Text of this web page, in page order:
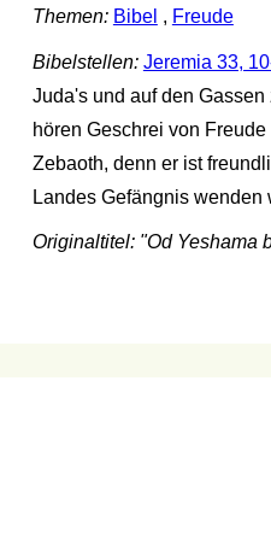
Themen: Bibel , Freude
Bibelstellen: Jeremia 33,
Juda's und auf den
hören Geschrei von
Zebaoth, denn er ist
Landes Gefängnis
Originaltitel: "Od Yeshama